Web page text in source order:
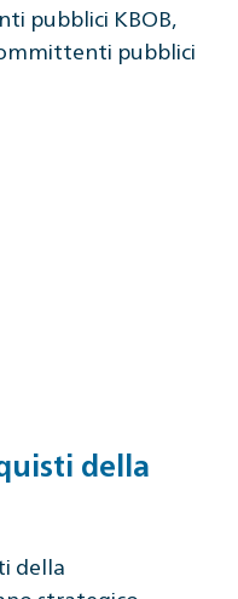
pubblici KBOB,
pubblici
della
della